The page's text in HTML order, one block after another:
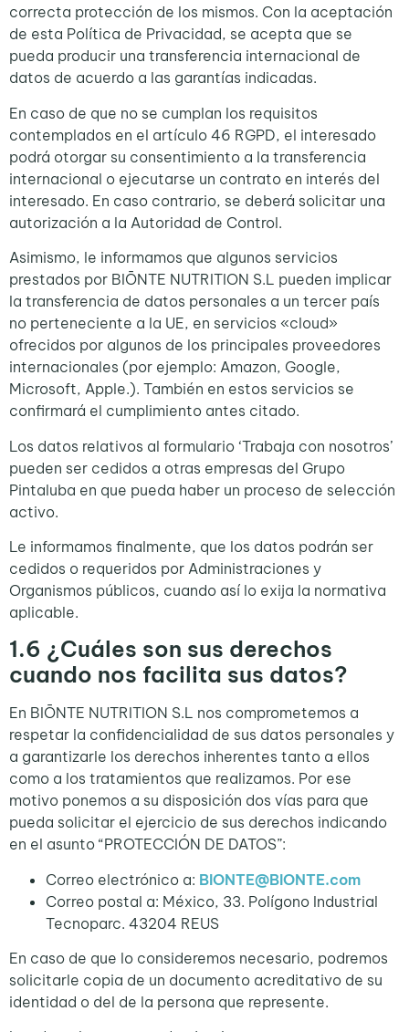
correcta protección de los mismos. Con la aceptación
de esta Política de Privacidad, se acepta que se
pueda producir una transferencia internacional de
datos de acuerdo a las garantías indicadas.
En caso de que no se cumplan los requisitos
contemplados en el artículo 46 RGPD, el interesado
podrá otorgar su consentimiento a la transferencia
internacional o ejecutarse un contrato en interés del
interesado. En caso contrario, se deberá solicitar una
autorización a la Autoridad de Control.
Asimismo, le informamos que algunos servicios
prestados por BIŌNTE NUTRITION S.L pueden implicar
la transferencia de datos personales a un tercer país
no perteneciente a la UE, en servicios «cloud»
ofrecidos por algunos de los principales proveedores
internacionales (por ejemplo: Amazon, Google,
Microsoft, Apple.). También en estos servicios se
confirmará el cumplimiento antes citado.
Los datos relativos al formulario ‘Trabaja con nosotros’
pueden ser cedidos a otras empresas del Grupo
Pintaluba en que pueda haber un proceso de selección
activo.
Le informamos finalmente, que los datos podrán ser
cedidos o requeridos por Administraciones y
Organismos públicos, cuando así lo exija la normativa
aplicable.
1.6 ¿Cuáles son sus derechos
cuando nos facilita sus datos?
En BIŌNTE NUTRITION S.L nos comprometemos a
respetar la confidencialidad de sus datos personales y
a garantizarle los derechos inherentes tanto a ellos
como a los tratamientos que realizamos. Por ese
motivo ponemos a su disposición dos vías para que
pueda solicitar el ejercicio de sus derechos indicando
en el asunto “PROTECCIÓN DE DATOS”:
Correo electrónico a: BIONTE@BIONTE.com
Correo postal a: México, 33. Polígono Industrial
Tecnoparc. 43204 REUS
En caso de que lo consideremos necesario, podremos
solicitarle copia de un documento acreditativo de su
identidad o del de la persona que represente.